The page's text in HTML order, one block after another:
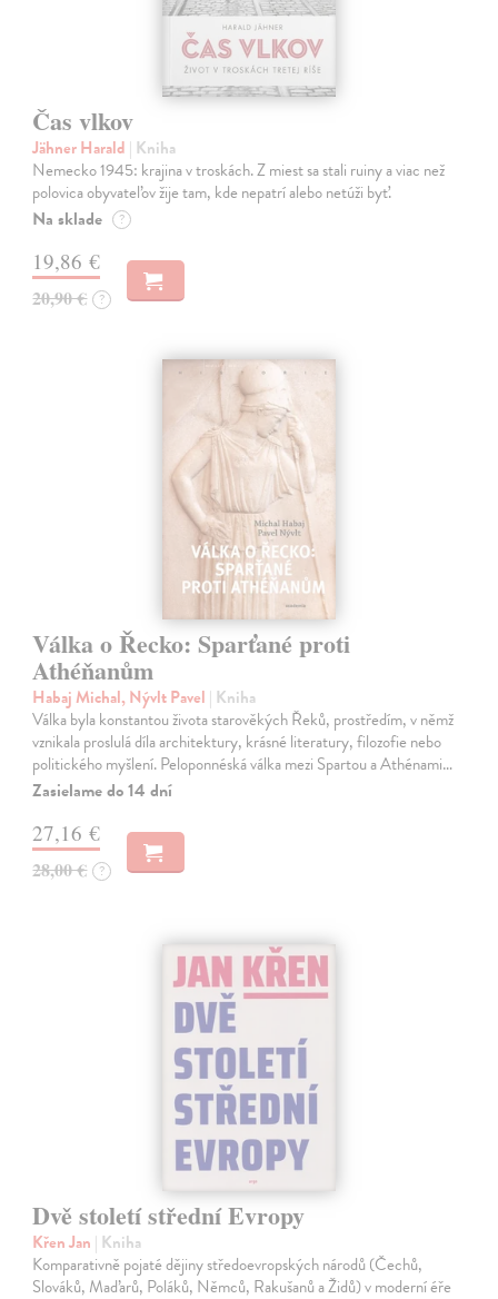
Čas vlkov
Jähner Harald | Kniha
Nemecko 1945: krajina v troskách. Z miest sa stali ruiny a viac než
polovica obyvateľov žije tam, kde nepatrí alebo netúži byť.
Na sklade ?
19,86 €
20,90 € ?
Válka o Řecko: Sparťané proti
Athéňanům
Habaj Michal, Nývlt Pavel | Kniha
Válka byla konstantou života starověkých Řeků, prostředím, v němž
vznikala proslulá díla architektury, krásné literatury, filozofie nebo
politického myšlení. Peloponnéská válka mezi Spartou a Athénami…
Zasielame do 14 dní
27,16 €
28,00 € ?
Dvě století střední Evropy
Křen Jan | Kniha
Komparativně pojaté dějiny středoevropských národů (Čechů,
Slováků, Maďarů, Poláků, Němců, Rakušanů a Židů) v moderní éře